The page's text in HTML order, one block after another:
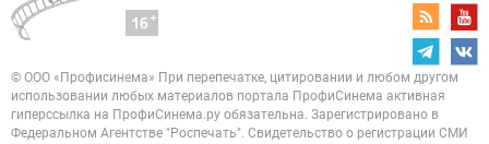
© ООО «Профисинема» При перепечатке, цитировании и любом другом
использовании любых материалов портала ПрофиСинема активная
гиперссылка на ПрофиСинема.ру обязательна. Зарегистрировано в
Федеральном Агентстве "Роспечать". Свидетельство о регистрации СМИ